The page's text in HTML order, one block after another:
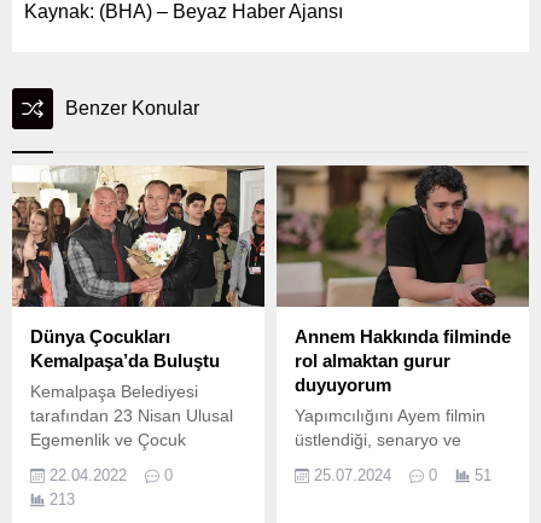
Kaynak: (BHA) – Beyaz Haber Ajansı
Benzer Konular
Dünya Çocukları
Kemalpaşa’da Buluştu
Kemalpaşa Belediyesi
tarafından 23 Nisan Ulusal
Egemenlik ve Çocuk
Bayramı kapsamında
düzenlenen “23 Nisan
Uluslararası Çocuk Şenliği”
22.04.2022
0
213
Annem Hakkında filminde
rol almaktan gurur
duyuyorum
Yapımcılığını Ayem filmin
üstlendiği, senaryo ve
yönetmenlik koltuğunda
Soner Sert'in oturduğu
25.07.2024 0 51